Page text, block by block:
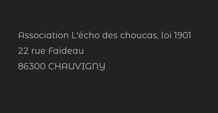
Association L'écho des choucas, loi 1901
22 rue Faideau
86300 CHAUVIGNY